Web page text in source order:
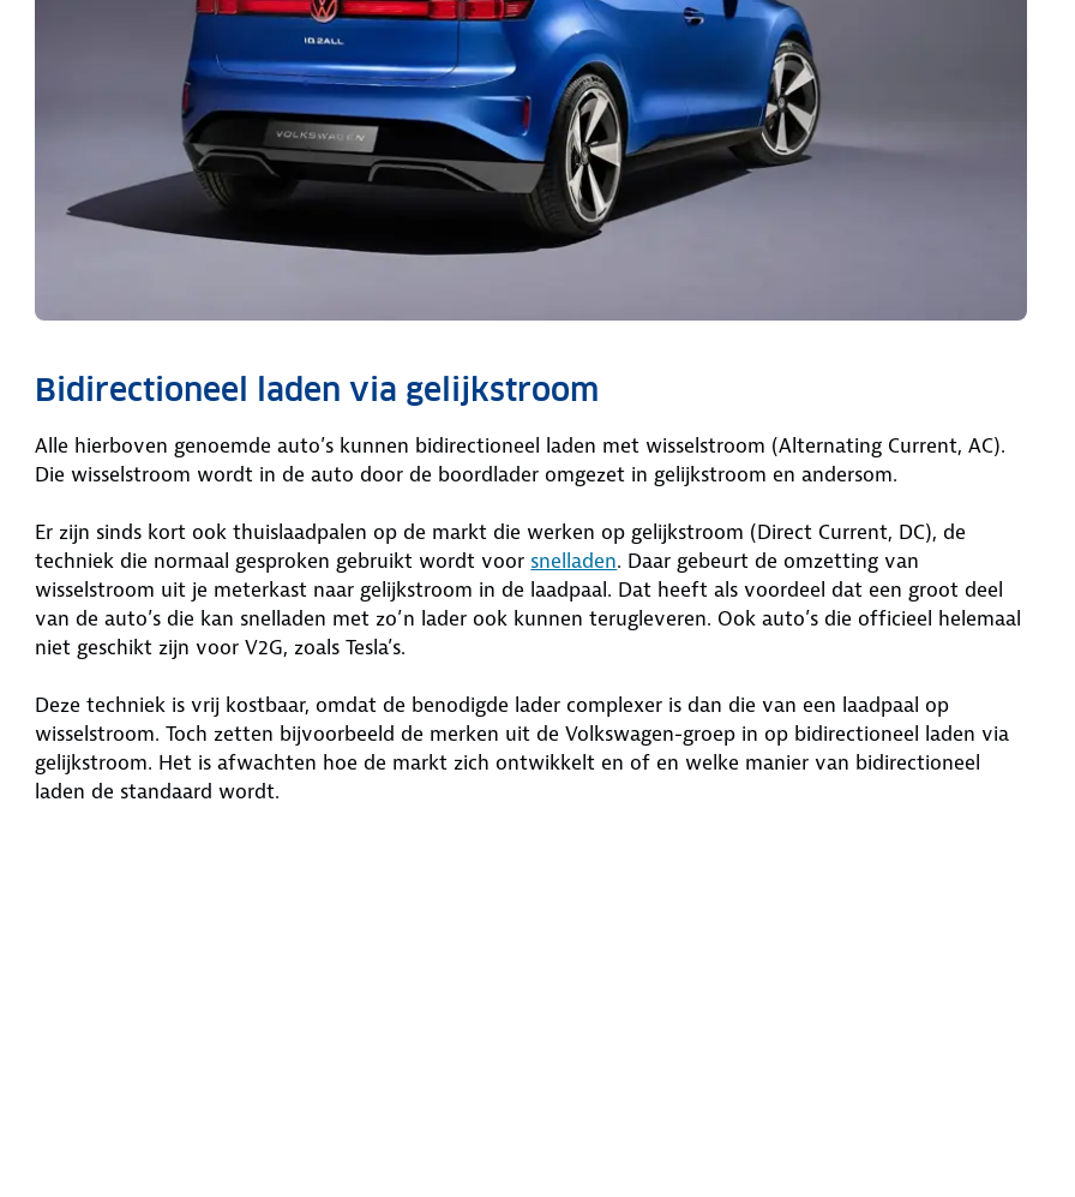
Bidirectioneel laden via gelijkstroom
Alle hierboven genoemde auto’s kunnen bidirectioneel laden met wisselstroom (Alternating Current, AC).
Die wisselstroom wordt in de auto door de boordlader omgezet in gelijkstroom en andersom.
Er zijn sinds kort ook thuislaadpalen op de markt die werken op gelijkstroom (Direct Current, DC), de
techniek die normaal gesproken gebruikt wordt voor snelladen. Daar gebeurt de omzetting van
wisselstroom uit je meterkast naar gelijkstroom in de laadpaal. Dat heeft als voordeel dat een groot deel
van de auto’s die kan snelladen met zo’n lader ook kunnen terugleveren. Ook auto’s die officieel helemaal
niet geschikt zijn voor V2G, zoals Tesla’s.
Deze techniek is vrij kostbaar, omdat de benodigde lader complexer is dan die van een laadpaal op
wisselstroom. Toch zetten bijvoorbeeld de merken uit de Volkswagen-groep in op bidirectioneel laden via
gelijkstroom. Het is afwachten hoe de markt zich ontwikkelt en of en welke manier van bidirectioneel
laden de standaard wordt.